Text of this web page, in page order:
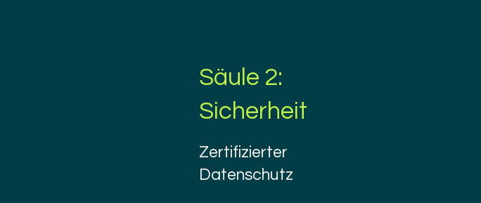
Säule 2:
Sicherheit
Zertifizierter
Datenschutz